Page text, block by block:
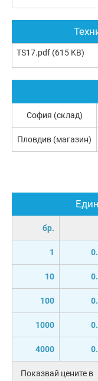
TS17.pdf (615 KB)
бр.
1
10
100
1000
4000
Показвай цените в
София (склад)
Пловдив (магазин)